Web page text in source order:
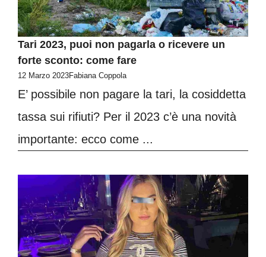
Tari 2023, puoi non pagarla o ricevere un
forte sconto: come fare
12 Marzo 2023Fabiana Coppola
E’ possibile non pagare la tari, la cosiddetta
tassa sui rifiuti? Per il 2023 c’è una novità
importante: ecco come ...